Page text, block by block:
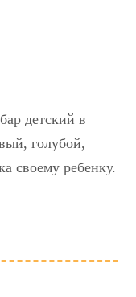
детский в
голубой,
своему ребенку.